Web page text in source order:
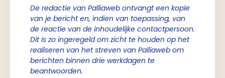
De redactie van Palliaweb ontvangt een kopie
van je bericht en, indien van toepassing, van
de reactie van de inhoudelijke contactpersoon.
Dit is zo ingeregeld om zicht te houden op het
realiseren van het streven van Palliaweb om
berichten binnen drie werkdagen te
beantwoorden.